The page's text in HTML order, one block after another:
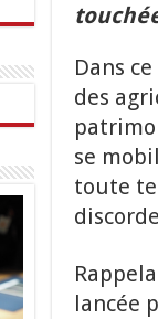
Dans
des
se
toute
lancée